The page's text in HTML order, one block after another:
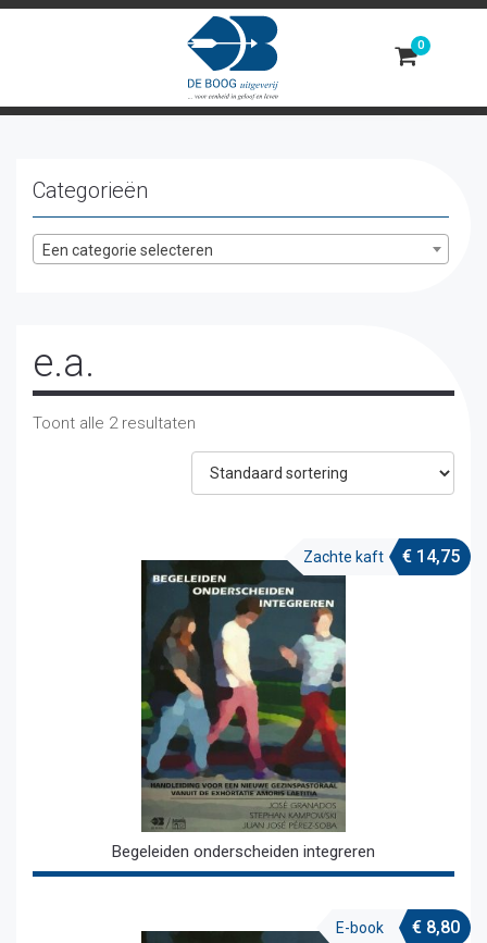
Categorieën
Een categorie selecteren
e.a.
Toont alle 2 resultaten
Begeleiden onderscheiden integreren
Zachte kaft € 14,75
E-book € 8,80